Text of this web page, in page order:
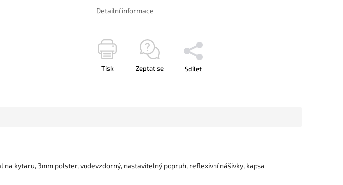
Detailní informace
Tisk Zeptat se Sdílet
na kytaru, 3mm polster, vodevzdorný, nastavitelný popruh, reflexivní nášivky, kapsa